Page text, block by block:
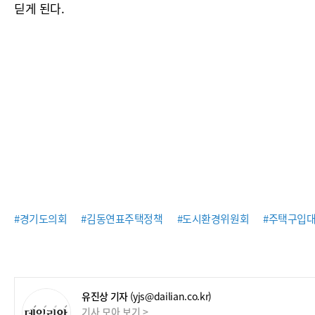
딛게 된다.
#경기도의회 #김동연표주택정책 #도시환경위원회 #주택구입
유진상 기자 (yjs@dailian.co.kr)
기사 모아 보기 >